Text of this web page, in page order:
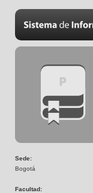
Sede:
Bogotá
Facultad: